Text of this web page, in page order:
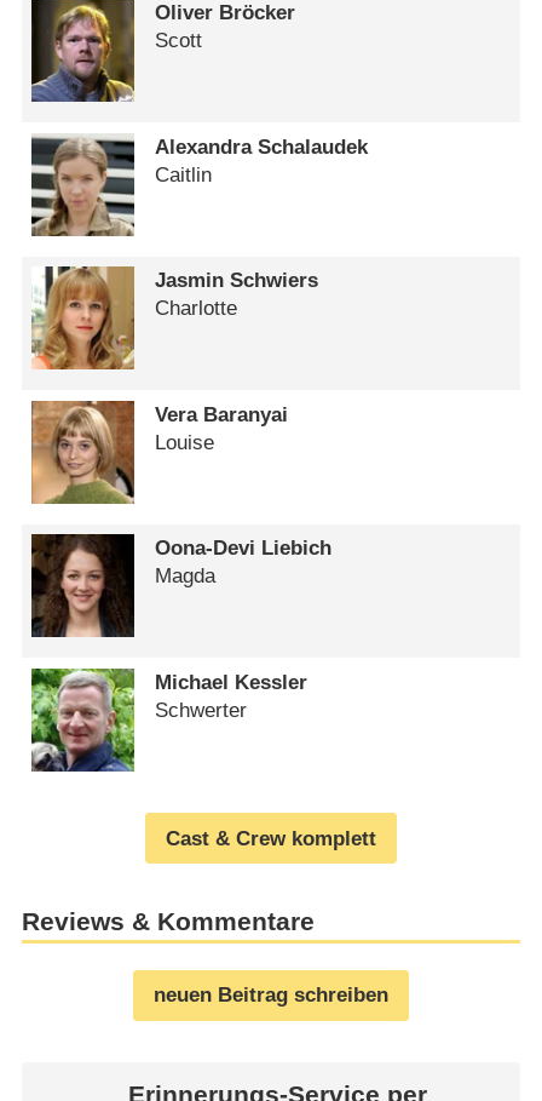
Oliver Bröcker
Scott
Alexandra Schalaudek
Caitlin
Jasmin Schwiers
Charlotte
Vera Baranyai
Louise
Oona-Devi Liebich
Magda
Michael Kessler
Schwerter
Cast & Crew komplett
Reviews & Kommentare
neuen Beitrag schreiben
Erinnerungs-Service per